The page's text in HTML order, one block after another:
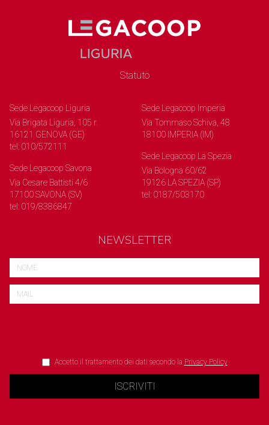
Statuto
Sede Legacoop Liguria
Via Brigata Liguria, 105 r.
16121 GENOVA (GE)
tel: 010/572111
Sede Legacoop Savona
Via Cesare Battisti 4/6
17100 SAVONA (SV)
tel: 019/8386847
Sede Legacoop Imperia
Via Tommaso Schiva, 48
18100 IMPERIA (IM)
Sede Legacoop La Spezia
Via Bologna 60/62
19126 LA SPEZIA (SP)
tel: 0187/503170
NEWSLETTER
Accetto il trattamento dei dati secondo la Privacy Policy
ISCRIVITI